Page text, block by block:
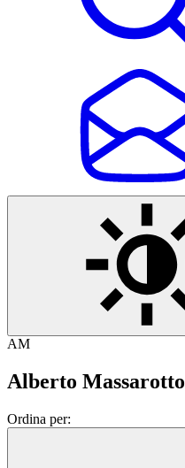
AM
Alberto Massarotto
Ordina per: